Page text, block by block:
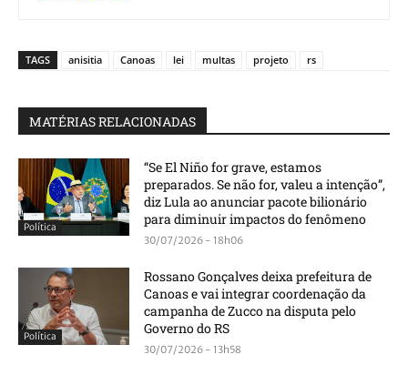
TAGS anisitia Canoas lei multas projeto rs
MATÉRIAS RELACIONADAS
Política
“Se El Niño for grave, estamos
preparados. Se não for, valeu a intenção”,
diz Lula ao anunciar pacote bilionário
para diminuir impactos do fenômeno
30/07/2026 - 18h06
Política
Rossano Gonçalves deixa prefeitura de
Canoas e vai integrar coordenação da
campanha de Zucco na disputa pelo
Governo do RS
30/07/2026 - 13h58